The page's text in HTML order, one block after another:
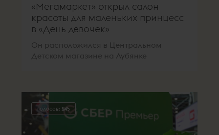
«Мегамаркет» открыл салон
красоты для маленьких принцесс
в «День девочек»
Он расположился в Центральном
Детском магазине на Лубянке
голосов: 245